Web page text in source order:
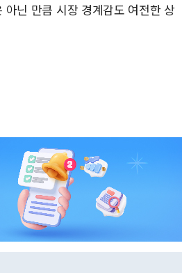
닌 만큼 시장 경계감도 여전한 상